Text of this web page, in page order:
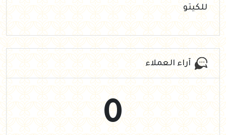
للكيتو
آراء العملاء
0